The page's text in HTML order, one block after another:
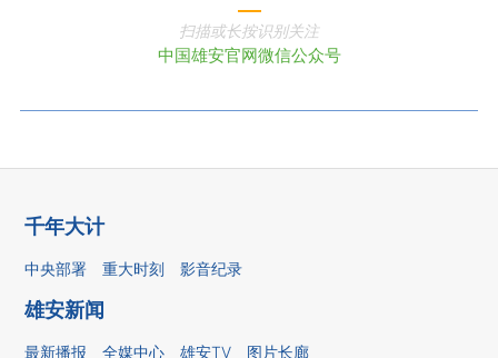
扫描或长按识别关注
中国雄安官网微信公众号
千年大计
中央部署 重大时刻 影音纪录
雄安新闻
最新播报 全媒中心 雄安TV 图片长廊